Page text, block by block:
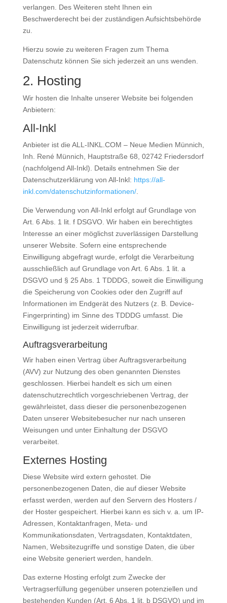
verlangen. Des Weiteren steht Ihnen ein
Beschwerderecht bei der zuständigen Aufsichtsbehörde
zu.
Hierzu sowie zu weiteren Fragen zum Thema
Datenschutz können Sie sich jederzeit an uns wenden.
2. Hosting
Wir hosten die Inhalte unserer Website bei folgenden
Anbietern:
All-Inkl
Anbieter ist die ALL-INKL.COM – Neue Medien Münnich,
Inh. René Münnich, Hauptstraße 68, 02742 Friedersdorf
(nachfolgend All-Inkl). Details entnehmen Sie der
Datenschutzerklärung von All-Inkl: https://all-
inkl.com/datenschutzinformationen/.
Die Verwendung von All-Inkl erfolgt auf Grundlage von
Art. 6 Abs. 1 lit. f DSGVO. Wir haben ein berechtigtes
Interesse an einer möglichst zuverlässigen Darstellung
unserer Website. Sofern eine entsprechende
Einwilligung abgefragt wurde, erfolgt die Verarbeitung
ausschließlich auf Grundlage von Art. 6 Abs. 1 lit. a
DSGVO und § 25 Abs. 1 TDDDG, soweit die Einwilligung
die Speicherung von Cookies oder den Zugriff auf
Informationen im Endgerät des Nutzers (z. B. Device-
Fingerprinting) im Sinne des TDDDG umfasst. Die
Einwilligung ist jederzeit widerrufbar.
Auftragsverarbeitung
Wir haben einen Vertrag über Auftragsverarbeitung
(AVV) zur Nutzung des oben genannten Dienstes
geschlossen. Hierbei handelt es sich um einen
datenschutzrechtlich vorgeschriebenen Vertrag, der
gewährleistet, dass dieser die personenbezogenen
Daten unserer Websitebesucher nur nach unseren
Weisungen und unter Einhaltung der DSGVO
verarbeitet.
Externes Hosting
Diese Website wird extern gehostet. Die
personenbezogenen Daten, die auf dieser Website
erfasst werden, werden auf den Servern des Hosters /
der Hoster gespeichert. Hierbei kann es sich v. a. um IP-
Adressen, Kontaktanfragen, Meta- und
Kommunikationsdaten, Vertragsdaten, Kontaktdaten,
Namen, Websitezugriffe und sonstige Daten, die über
eine Website generiert werden, handeln.
Das externe Hosting erfolgt zum Zwecke der
Vertragserfüllung gegenüber unseren potenziellen und
bestehenden Kunden (Art. 6 Abs. 1 lit. b DSGVO) und im